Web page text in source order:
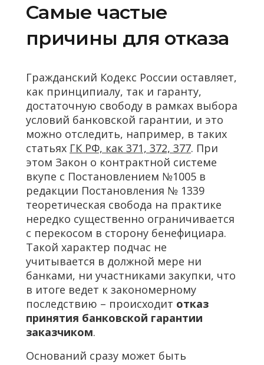
Самые частые
причины для отказа
Гражданский Кодекс России оставляет,
как принципиалу, так и гаранту,
достаточную свободу в рамках выбора
условий банковской гарантии, и это
можно отследить, например, в таких
статьях ГК РФ, как 371, 372, 377. При
этом Закон о контрактной системе
вкупе с Постановлением №1005 в
редакции Постановления № 1339
теоретическая свобода на практике
нередко существенно ограничивается
с перекосом в сторону бенефициара.
Такой характер подчас не
учитывается в должной мере ни
банками, ни участниками закупки, что
в итоге ведет к закономерному
последствию – происходит отказ
принятия банковской гарантии
заказчиком.
Оснований сразу может быть